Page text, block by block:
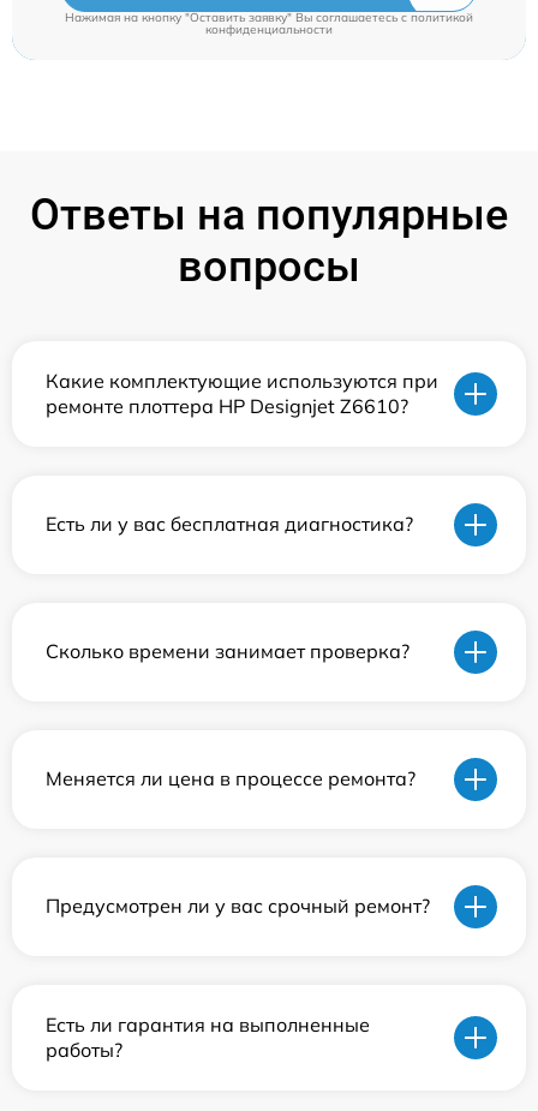
Нажимая на кнопку "Оставить заявку" Вы соглашаетесь cполитикой
конфиденциальности
Ответы на популярные
вопросы
Какие комплектующие используются при
ремонте плоттера HP Designjet Z6610?
Есть ли у вас бесплатная диагностика?
Сколько времени занимает проверка?
Меняется ли цена в процессе ремонта?
Предусмотрен ли у вас срочный ремонт?
Есть ли гарантия на выполненные
работы?